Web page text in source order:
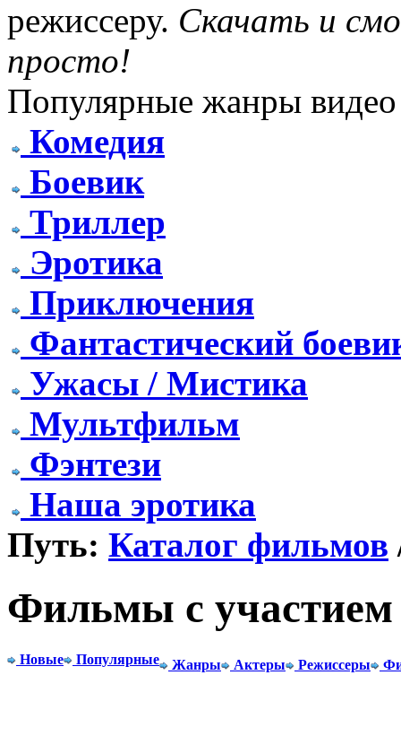
режиссеру. Скачать и
просто!
Популярные жанры видео
Комедия
Боевик
Триллер
Эротика
Приключения
Фантастический
Ужасы / Мистика
Мультфильм
Фэнтези
Наша эротика
Путь: Каталог фильмов
Фильмы с
Новые Популярные Жанры Актеры Режиссеры